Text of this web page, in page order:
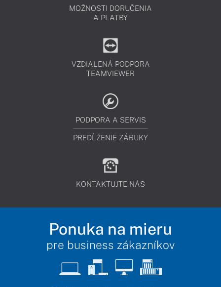
MOŽNOSTI DORUČENIA
A PLATBY
VZDIALENÁ PODPORA
TEAMVIEWER
PODPORA A SERVIS
PREDĹŽENIE ZÁRUKY
KONTAKTUJTE NÁS
Ponuka na mieru
pre business zákazníkov